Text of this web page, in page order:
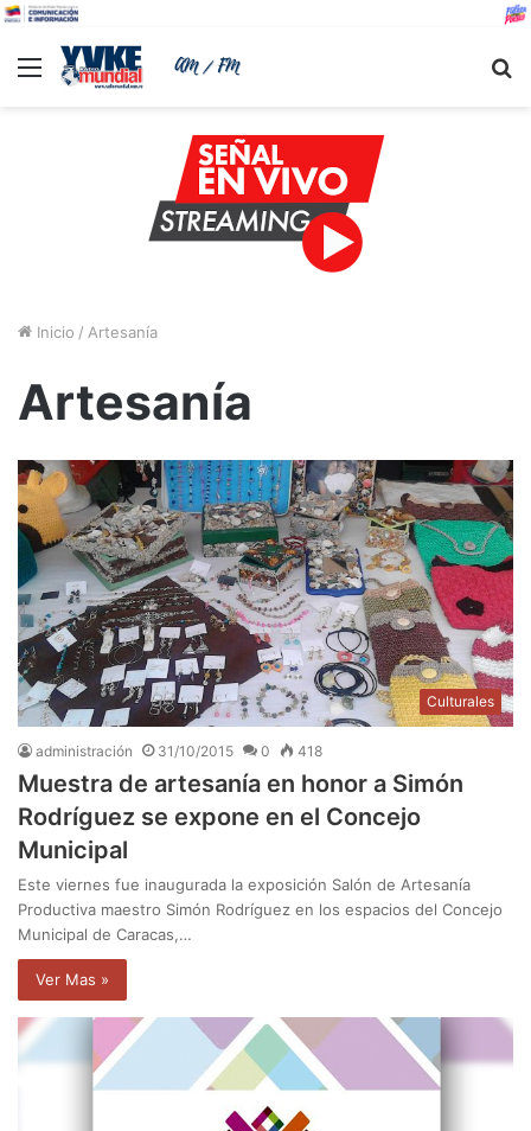
Menu
Inicio / Artesanía
Artesanía
Culturales
administración 31/10/2015 0 418
Muestra de artesanía en honor a Simón
Rodríguez se expone en el Concejo
Municipal
Este viernes fue inaugurada la exposición Salón de Artesanía
Productiva maestro Simón Rodríguez en los espacios del Concejo
Municipal de Caracas,…
Ver Mas »